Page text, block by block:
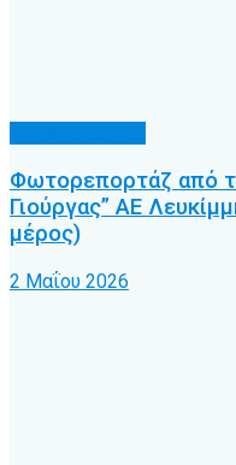
Φωτορεπορτάζ από
Γιούργας” ΑΕ
μέρος)
2 Μαΐου 2026